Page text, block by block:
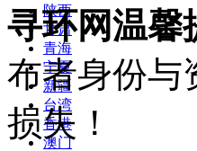
陕西
甘肃
青海
宁夏
新疆
台湾
香港
澳门
寻环网温馨
布者身份与
损失！